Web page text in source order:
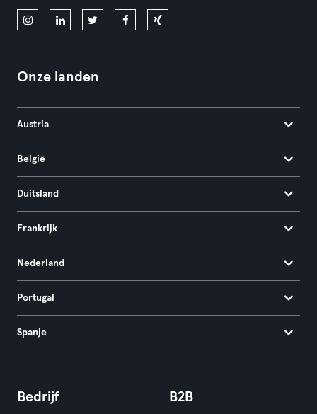
Onze landen
Austria
België
Duitsland
Frankrijk
Nederland
Portugal
Spanje
Bedrijf B2B